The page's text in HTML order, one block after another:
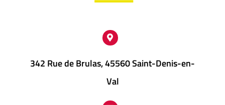
342 Rue de Brulas, 45560 Saint-Denis-en-
Val